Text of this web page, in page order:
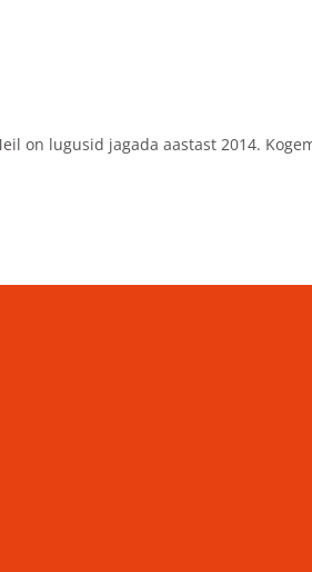
on lugusid jagada aastast 2014.